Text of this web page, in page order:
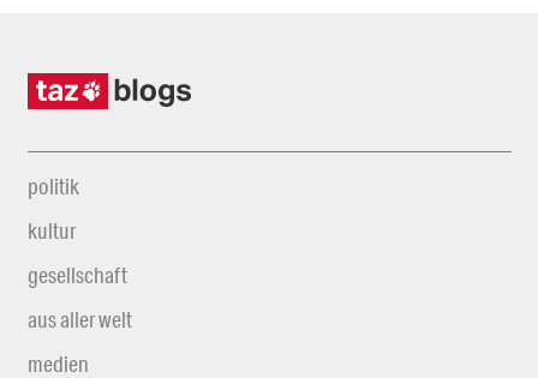
politik
kultur
gesellschaft
aus aller welt
medien